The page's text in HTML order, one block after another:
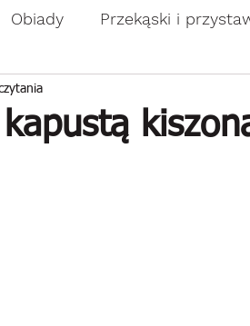
Obiady Przekąski i
i naleśniki